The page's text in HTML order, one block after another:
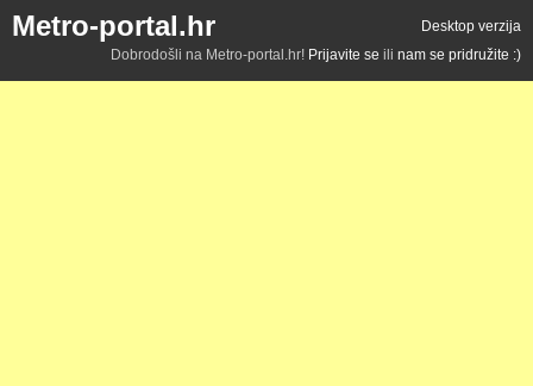
Metro-portal.hr
Desktop verzija
Dobrodošli na Metro-portal.hr! Prijavite se ili nam se pridružite :)